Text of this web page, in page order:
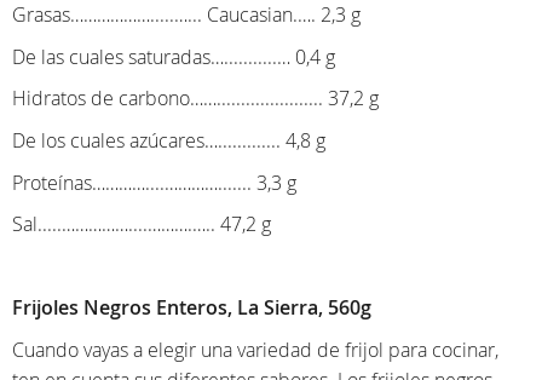
Grasas……………….....…... Caucasian.…. 2,3 g
De las cuales saturadas…...........… 0,4 g
Hidratos de carbono……...................... 37,2 g
De los cuales azúcares…............. 4,8 g
Proteínas…………....…………....... 3,3 g
Sal.....……………....……….….. 47,2 g
Frijoles Negros Enteros, La Sierra, 560g
Cuando vayas a elegir una variedad de frijol para cocinar,